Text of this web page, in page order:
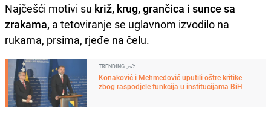
Najčešći motivi su križ, krug, grančica i sunce sa
zrakama, a tetoviranje se uglavnom izvodilo na
rukama, prsima, rjeđe na čelu.
TRENDING
Konaković i Mehmedović uputili oštre kritike
zbog raspodjele funkcija u institucijama BiH